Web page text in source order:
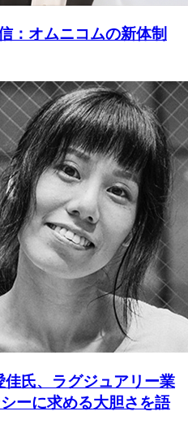
：オムニコムの新体制
佳氏、ラグジュアリー業
ーに求める大胆さを語